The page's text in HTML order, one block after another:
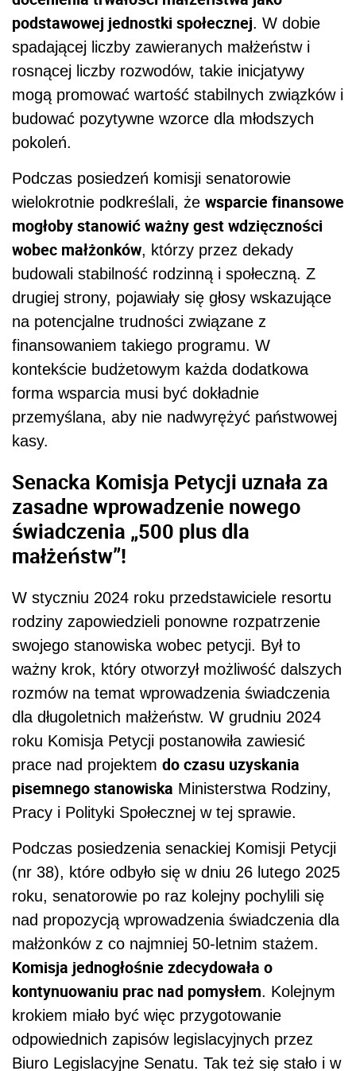
podstawowej jednostki społecznej. W dobie
spadającej liczby zawieranych małżeństw i
rosnącej liczby rozwodów, takie inicjatywy
mogą promować wartość stabilnych związków i
budować pozytywne wzorce dla młodszych
pokoleń.
Podczas posiedzeń komisji senatorowie
wielokrotnie podkreślali, że wsparcie finansowe
mogłoby stanowić ważny gest wdzięczności
wobec małżonków, którzy przez dekady
budowali stabilność rodzinną i społeczną. Z
drugiej strony, pojawiały się głosy wskazujące
na potencjalne trudności związane z
finansowaniem takiego programu. W
kontekście budżetowym każda dodatkowa
forma wsparcia musi być dokładnie
przemyślana, aby nie nadwyrężyć państwowej
kasy.
Senacka Komisja Petycji uznała za
zasadne wprowadzenie nowego
świadczenia „500 plus dla
małżeństw”!
W styczniu 2024 roku przedstawiciele resortu
rodziny zapowiedzieli ponowne rozpatrzenie
swojego stanowiska wobec petycji. Był to
ważny krok, który otworzył możliwość dalszych
rozmów na temat wprowadzenia świadczenia
dla długoletnich małżeństw. W grudniu 2024
roku Komisja Petycji postanowiła zawiesić
prace nad projektem do czasu uzyskania
pisemnego stanowiska Ministerstwa Rodziny,
Pracy i Polityki Społecznej w tej sprawie.
Podczas posiedzenia senackiej Komisji Petycji
(nr 38), które odbyło się w dniu 26 lutego 2025
roku, senatorowie po raz kolejny pochylili się
nad propozycją wprowadzenia świadczenia dla
małżonków z co najmniej 50-letnim stażem.
Komisja jednogłośnie zdecydowała o
kontynuowaniu prac nad pomysłem. Kolejnym
krokiem miało być więc przygotowanie
odpowiednich zapisów legislacyjnych przez
Biuro Legislacyjne Senatu. Tak też się stało i w